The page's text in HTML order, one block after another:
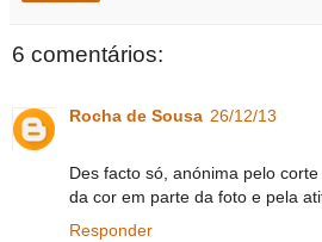
6 comentários:
Rocha de Sousa 26/12/13
Des facto só, anónima pelo corte
da cor em parte da foto e pela
Responder